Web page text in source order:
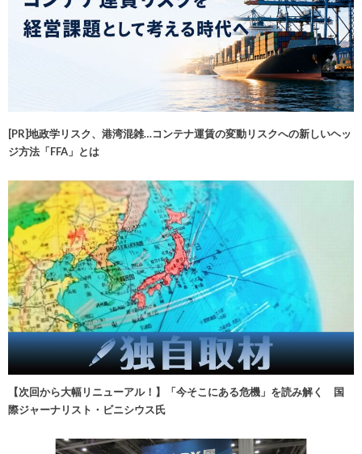
[PR]地政学リスク、港湾混雑…コンテナ運賃の変動リスクへの新しいヘッ
ジ方法「FFA」とは
【次回から大幅リニューアル！】「今そこにある危機」を読み解く 国
際ジャーナリスト・ビニシウス氏